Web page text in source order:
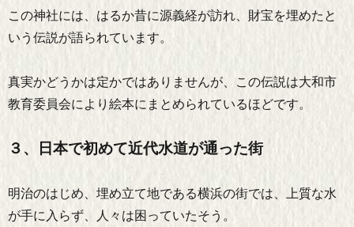
この神社には、はるか昔に源義経が訪れ、財宝を埋めたと
いう伝説が語られています。
真実かどうかは定かではありませんが、この伝説は大和市
教育委員会により絵本にまとめられているほどです。
３、日本で初めて近代水道が通った街
明治のはじめ、埋め立て地である横浜の街では、上質な水
が手に入らず、人々は困っていたそう。